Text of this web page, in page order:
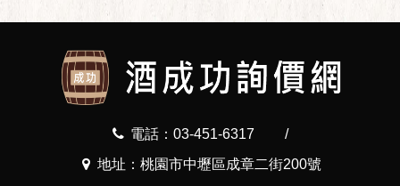
電話：03-451-6317
/
地址：桃園市中壢區成章二街200號